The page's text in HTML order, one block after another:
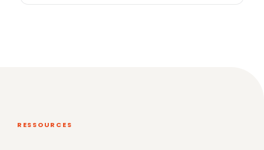
RESSOURCES